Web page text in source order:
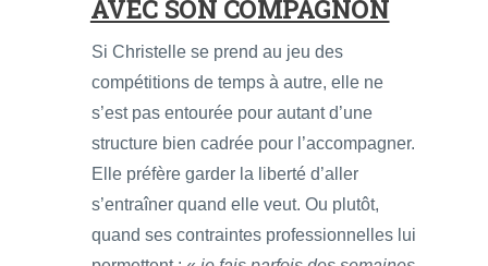
AVEC SON COMPAGNON
Si Christelle se prend au jeu des
compétitions de temps à autre, elle ne
s’est pas entourée pour autant d’une
structure bien cadrée pour l’accompagner.
Elle préfère garder la liberté d’aller
s’entraîner quand elle veut. Ou plutôt,
quand ses contraintes professionnelles lui